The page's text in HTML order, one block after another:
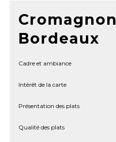
Cromagnon
Bordeaux
Cadre et ambiance
Intérêt de la carte
Présentation des plats
Qualité des plats